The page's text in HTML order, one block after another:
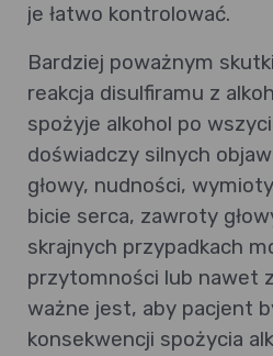
je łatwo kontrolować.
Bardziej poważnym
reakcja disulfiramu z
spożyje alkohol po
doświadczy silnych
głowy, nudności,
bicie serca, zawroty
skrajnych przypadkach
przytomności lub nawet
ważne jest, aby pacjent
konsekwencji spożycia